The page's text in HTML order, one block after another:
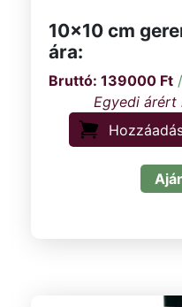
10×10 cm
ára:
139000 Ft